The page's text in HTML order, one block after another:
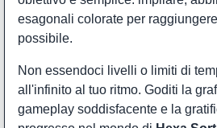
esagonali colorate per
possibile.
Non essendoci livelli o limiti di
all'infinito al tuo ritmo. Goditi la
gameplay soddisfacente e la